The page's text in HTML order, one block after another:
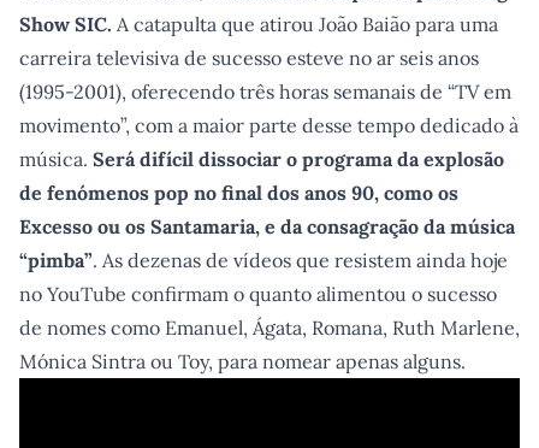
Show SIC. A catapulta que atirou João Baião para uma
carreira televisiva de sucesso esteve no ar seis anos
(1995-2001), oferecendo três horas semanais de “TV em
movimento”, com a maior parte desse tempo dedicado à
música. Será difícil dissociar o programa da explosão
de fenómenos pop no final dos anos 90, como os
Excesso ou os Santamaria, e da consagração da música
“pimba”. As dezenas de vídeos que resistem ainda hoje
no YouTube confirmam o quanto alimentou o sucesso
de nomes como Emanuel, Ágata, Romana, Ruth Marlene,
Mónica Sintra ou Toy, para nomear apenas alguns.